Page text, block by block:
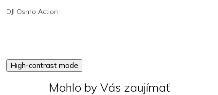
DJI Osmo Action
High-contrast mode
Mohlo by Vás zaujímať